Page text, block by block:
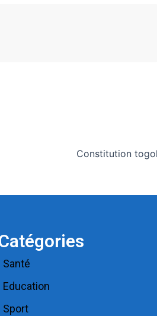
Santé
Education
Sport